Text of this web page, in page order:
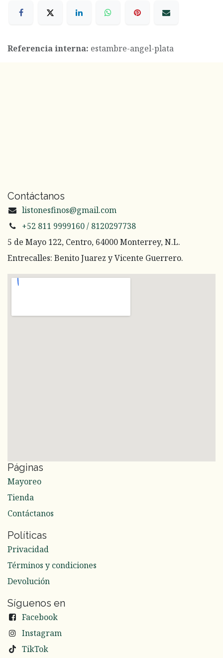
Referencia interna: estambre-angel-plata
Contáctanos
listonesfinos@gmail.com
+52 811 9999160 / 8120297738
5 de Mayo 122, Centro, 64000 Monterrey, N.L.
Entrecalles: Benito Juarez y Vicente Guerrero.
Páginas
Mayoreo
Tienda
Contáctanos
Políticas
Privacidad
Términos y condiciones
Devolución
Síguenos en
Facebook
Instagram
TikTok